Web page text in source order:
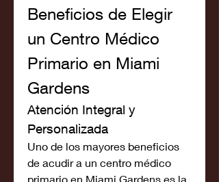
Beneficios de Elegir
un Centro Médico
Primario en Miami
Gardens
Atención Integral y
Personalizada
Uno de los mayores beneficios
de acudir a un centro médico
primario en Miami Gardens es la